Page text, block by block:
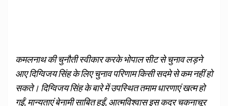
कमलनाथ की चुनौती स्वीकार करके भोपाल सीट से चुनाव लड़ने
आए दिग्विजय सिंह के लिए चुनाव परिणाम किसी सदमे से कम नहीं हो
सकते। दिग्विजय सिंह के बारे में उपस्थित तमाम धारणाएं खत्म हो
गईं, मान्यताएं बेनामी साबित हुईं, आत्मविश्वास इस कदर चकनाचूर